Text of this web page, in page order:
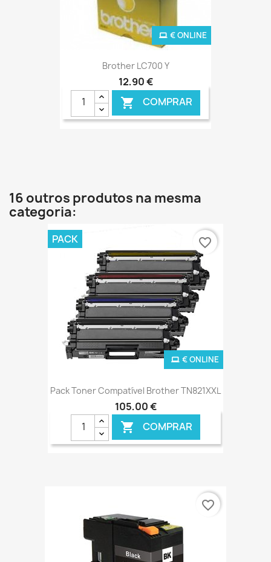
Brother LC700 Y
12,90 €
 COMPRAR
€ ONLINE
16 outros produtos na mesma
categoria:
Pack Toner Compatível Brother TN821XXL
105,00 €
 COMPRAR
€ ONLINE
PACK favorite_border
favorite_border